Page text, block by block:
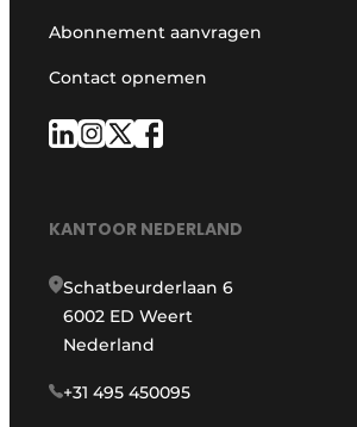
Abonnement aanvragen
Contact opnemen
KANTOOR NEDERLAND
Schatbeurderlaan 6
6002 ED Weert
Nederland
+31 495 450095